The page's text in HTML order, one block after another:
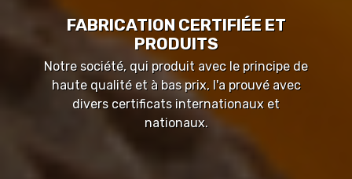
FABRICATION CERTIFIÉE ET
PRODUITS
Notre société, qui produit avec le principe de
haute qualité et à bas prix, l'a prouvé avec
divers certificats internationaux et
nationaux.